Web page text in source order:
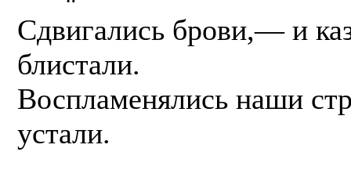
Сдвигались брови,— и
блистали.
Воспламенялись наши
устали.